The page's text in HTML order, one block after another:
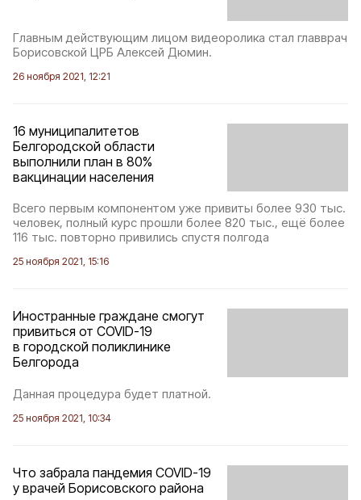
Главным действующим лицом видеоролика стал главврач
Борисовской ЦРБ Алексей Дюмин.
26 ноября 2021, 12:21
16 муниципалитетов
Белгородской области
выполнили план в 80%
вакцинации населения
Всего первым компонентом уже привиты более 930 тыс.
человек, полный курс прошли более 820 тыс., ещё более
116 тыс. повторно привились спустя полгода
25 ноября 2021, 15:16
Иностранные граждане смогут
привиться от COVID-19
в городской поликлинике
Белгорода
Данная процедура будет платной.
25 ноября 2021, 10:34
Что забрала пандемия COVID-19
у врачей Борисовского района